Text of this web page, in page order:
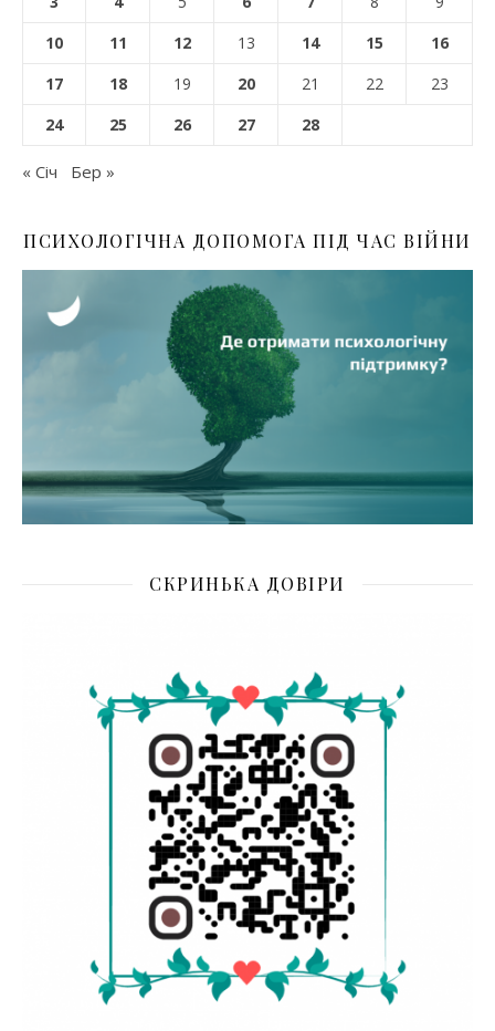
10
11 12 13 14 15
16
17
18 19 20 21 22
23
24
25 26 27 28
« Січ Бер »
ПСИХОЛОГІЧНА ДОПОМОГА ПІД ЧАС ВІЙНИ
СКРИНЬКА ДОВІРИ